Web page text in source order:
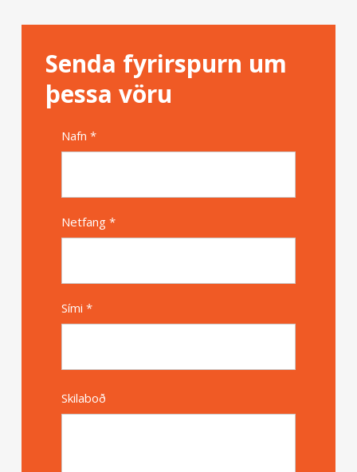
Senda fyrirspurn um
þessa vöru
Nafn *
Netfang *
Sími *
Skilaboð